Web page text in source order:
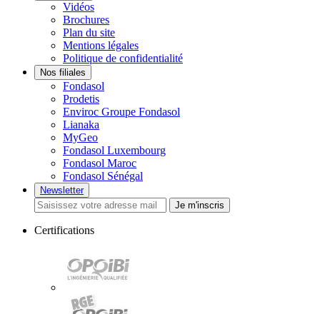
Vidéos
Brochures
Plan du site
Mentions légales
Politique de confidentialité
Nos filiales
Fondasol
Prodetis
Enviroc Groupe Fondasol
Lianaka
MyGeo
Fondasol Luxembourg
Fondasol Maroc
Fondasol Sénégal
Newsletter
Je m'inscris
Certifications